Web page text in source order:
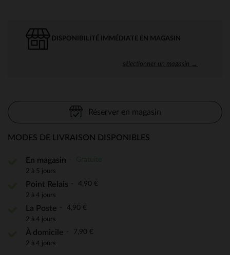
DISPONIBILITÉ IMMÉDIATE EN MAGASIN
sélectionner un magasin →
Réserver en magasin
MODES DE LIVRAISON DISPONIBLES
En magasin
2 à 5 jours
Point Relais 4,90 €
2 à 4 jours
La Poste 4,90 €
2 à 4 jours
À domicile 7,90 €
2 à 4 jours